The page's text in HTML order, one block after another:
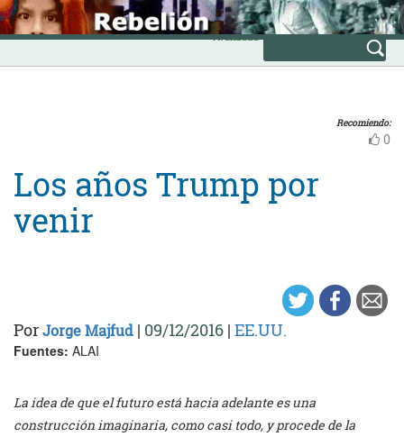
Skip
to
content
INICIO
Avanzada
Recomiendo:
0
Los años Trump por
venir
PorJorge Majfud | 09/12/2016 | EE.UU.
Fuentes: ALAI
La idea de que el futuro está hacia adelante es una
construcción imaginaria, como casi todo, y procede de la